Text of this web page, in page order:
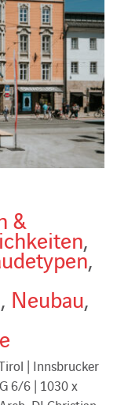
&
,
,
, Neubau,
| Innsbrucker
6/6 | 1030 x